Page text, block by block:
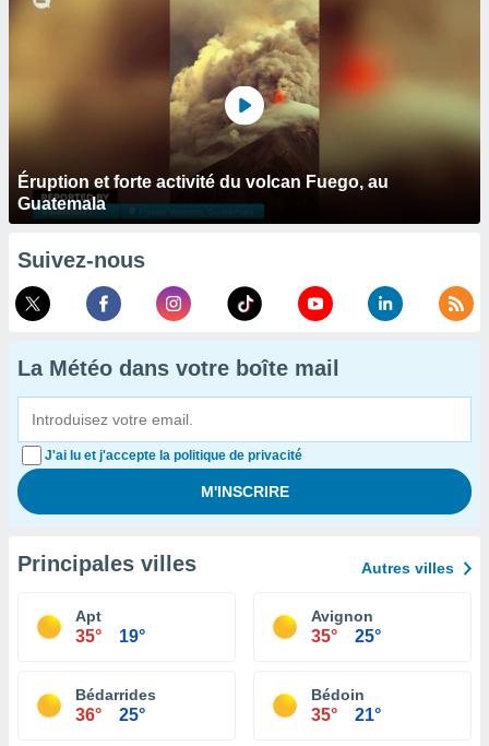
Éruption et forte activité du volcan Fuego, au
Guatemala
Suivez-nous
La Météo dans votre boîte mail
J'ai lu et j'accepte la politique de privacité
Principales villes Autres villes
Apt
35° 19°
Avignon
35° 25°
Bédarrides
36° 25°
Bédoin
35° 21°